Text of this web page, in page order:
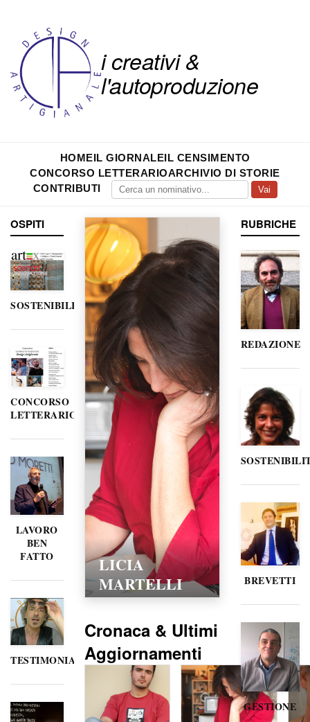
i creativi &
l'autoproduzione
HOMEIL GIORNALEIL CENSIMENTO
CONCORSO LETTERARIOARCHIVIO DI STORIE
CONTRIBUTI
Vai
OSPITI
SOSTENIBILITÀ
CONCORSO
LETTERARIO
LAVORO
BEN
FATTO
TESTIMONIANZE
LICIA
MARTELLI
Cronaca & Ultimi
Aggiornamenti
RUBRICHE
REDAZIONE
BREVETTI
GESTIONE